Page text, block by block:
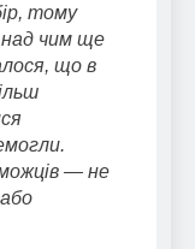
тому
чим ще
що в
— не